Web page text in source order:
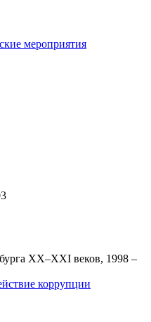
мероприятия
XX–XXI веков, 1998 –
коррупции